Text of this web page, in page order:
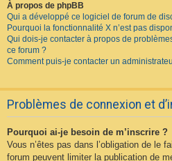
À propos de phpBB
Qui a développé ce logiciel de forum de
Pourquoi la fonctionnalité X n’est pas
Qui dois-je contacter à propos de
ce forum ?
Comment puis-je contacter un
Problèmes de connexion et
Pourquoi ai-je besoin de m’inscrire ?
Vous n’êtes pas dans l’obligation de le
forum peuvent limiter la publication de